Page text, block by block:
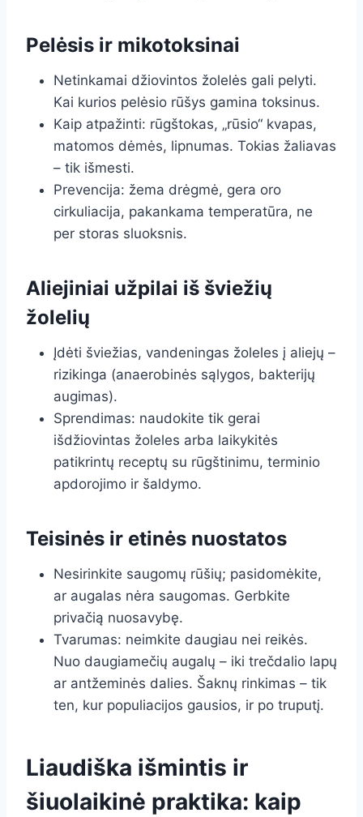
Pelėsis ir mikotoksinai
Netinkamai džiovintos žolelės gali pelyti.
Kai kurios pelėsio rūšys gamina toksinus.
Kaip atpažinti: rūgštokas, „rūsio“ kvapas,
matomos dėmės, lipnumas. Tokias žaliavas
– tik išmesti.
Prevencija: žema drėgmė, gera oro
cirkuliacija, pakankama temperatūra, ne
per storas sluoksnis.
Aliejiniai užpilai iš šviežių
žolelių
Įdėti šviežias, vandeningas žoleles į aliejų –
rizikinga (anaerobinės sąlygos, bakterijų
augimas).
Sprendimas: naudokite tik gerai
išdžiovintas žoleles arba laikykitės
patikrintų receptų su rūgštinimu, terminio
apdorojimo ir šaldymo.
Teisinės ir etinės nuostatos
Nesirinkite saugomų rūšių; pasidomėkite,
ar augalas nėra saugomas. Gerbkite
privačią nuosavybę.
Tvarumas: neimkite daugiau nei reikės.
Nuo daugiamečių augalų – iki trečdalio lapų
ar antžeminės dalies. Šaknų rinkimas – tik
ten, kur populiacijos gausios, ir po truputį.
Liaudiška išmintis ir
šiuolaikinė praktika: kaip